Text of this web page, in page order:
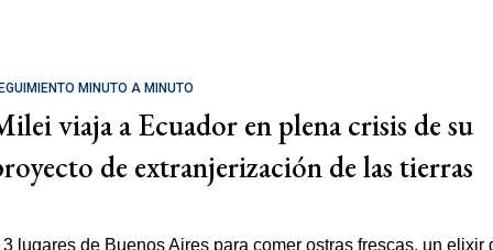
MINUTO A MINUTO
viaja a Ecuador en plena crisis de su
de extranjerización de las tierras